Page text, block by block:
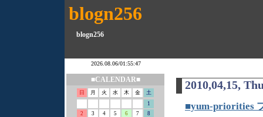
blogn256
blogn256
■CALENDAR■
日 月 火 水 木 金
土
1
2
3 4 5 6 7
8
2010,04,15,
■yum-priorities